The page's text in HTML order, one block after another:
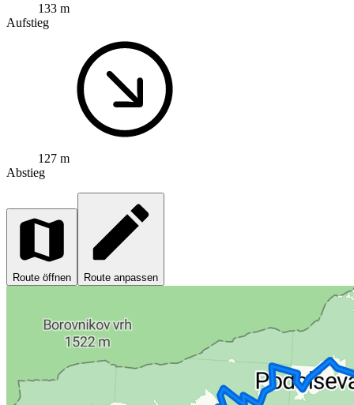
133 m
Aufstieg
127 m
Abstieg
Route öffnen Route anpassen